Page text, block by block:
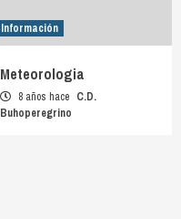
Información
Meteorologia
8 años hace C.D.
Buhoperegrino